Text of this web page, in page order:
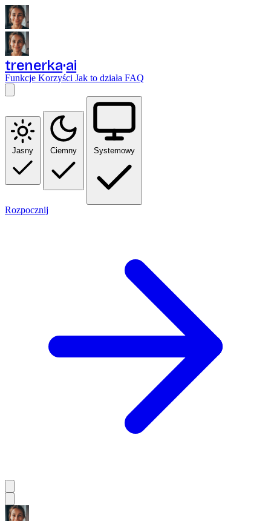
trenerka ai
Funkcje Korzyści Jak to działa FAQ
Jasny Ciemny Systemowy
Rozpocznij